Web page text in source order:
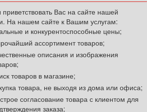
Вас на сайте нашей
На нашем сайте к Вашим услугам:
и конкурентоспособные цены;
ассортимент товаров;
описания и изображения
товаров в магазине;
товара, не выходя из дома или офиса;
согласование товара с клиентом для
заказа;